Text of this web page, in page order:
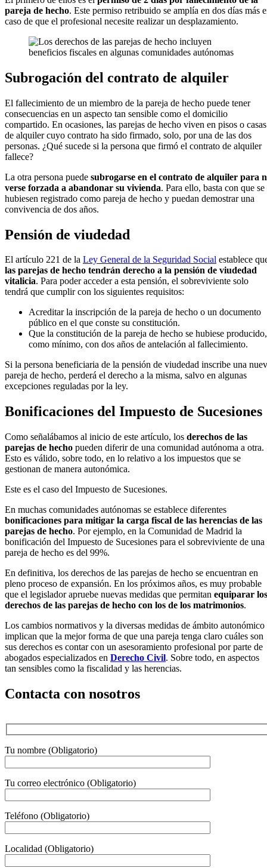
pareja de hecho. Este permiso retribuido se amplía en dos días más
caso de que el profesional necesite realizar un desplazamiento.
Subrogación del contrato de alquiler
El fallecimiento de un miembro de la pareja de hecho puede tener
consecuencias en un aspecto tan sensible como el domicilio
compartido. En ocasiones, las parejas de hecho viven en pisos o casas
de alquiler cuyo contrato ha sido firmado, solo, por una de las dos
personas. ¿Qué sucede si la persona que firmó el contrato de alquiler
fallece?
La otra persona puede subrogarse en el contrato de alquiler para
verse forzada a abandonar su vivienda. Para ello, basta con que se
hubiesen registrado como pareja de hecho y puedan demostrar una
convivencia de dos años.
Pensión de viudedad
El artículo 221 de la Ley General de la Seguridad Social establece
las parejas de hecho tendrán derecho a la pensión de viudedad
vitalicia. Para poder acceder a esta pensión, el sobreviviente solo
tendrá que cumplir con los siguientes requisitos:
Acreditar la inscripción de la pareja de hecho o un documento
público en el que conste su constitución.
Que la constitución de la pareja de hecho se hubiese producido,
como mínimo, con dos años de antelación al fallecimiento.
Si la persona beneficiaria de la pensión de viudedad inscribe una
pareja de hecho, perderá el derecho a la misma, salvo en algunas
excepciones reguladas por la ley.
Bonificaciones del Impuesto de Sucesiones
Como señalábamos al inicio de este artículo, los derechos de las
parejas de hecho pueden diferir de una comunidad autónoma a otra.
Esto es válido, sobre todo, en lo relativo a los impuestos que se
gestionan de manera autonómica.
Este es el caso del Impuesto de Sucesiones.
En muchas comunidades autónomas se establece diferentes
bonificaciones para mitigar la carga fiscal de las herencias de las
parejas de hecho. Por ejemplo, en la Comunidad de Madrid la
bonificación del Impuesto de Sucesiones para el sobreviviente de una
pareja de hecho es del 99%.
En definitiva, los derechos de las parejas de hecho se encuentran en
pleno proceso de expansión. En los próximos años, es muy probable
que el legislador apruebe nuevas medidas que permitan equiparar los
derechos de las parejas de hecho con los de los matrimonios.
Los cambios normativos y la diversas medidas de ámbito autonómico
implican que la mejor forma de que una pareja tenga claro cuáles son
sus derechos es contar con un asesoramiento profesional por parte de
abogados especializados en Derecho Civil. Sobre todo, en aspectos
tan sensibles como la fiscalidad y las herencias.
Contacta con nosotros
Tu nombre (Obligatorio)
Tu correo electrónico (Obligatorio)
Teléfono (Obligatorio)
Localidad (Obligatorio)